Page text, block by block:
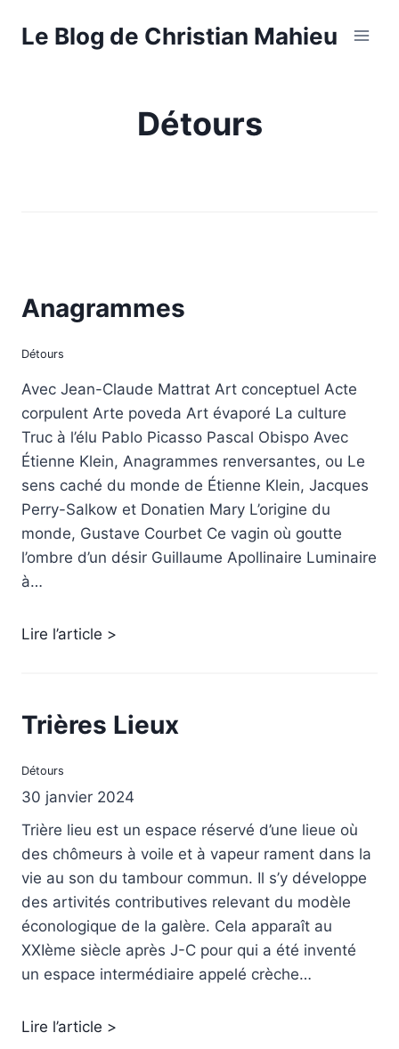
Le Blog de Christian Mahieu
Détours
Anagrammes
Détours
Avec Jean-Claude Mattrat Art conceptuel Acte
corpulent Arte poveda Art évaporé La culture
Truc à l’élu Pablo Picasso Pascal Obispo Avec
Étienne Klein, Anagrammes renversantes, ou Le
sens caché du monde de Étienne Klein, Jacques
Perry-Salkow et Donatien Mary L’origine du
monde, Gustave Courbet Ce vagin où goutte
l’ombre d’un désir Guillaume Apollinaire Luminaire
à…
Lire l’article >
Trières Lieux
Détours
30 janvier 2024
Trière lieu est un espace réservé d’une lieue où
des chômeurs à voile et à vapeur rament dans la
vie au son du tambour commun. Il s’y développe
des artivités contributives relevant du modèle
éconologique de la galère. Cela apparaît au
XXIème siècle après J-C pour qui a été inventé
un espace intermédiaire appelé crèche…
Lire l’article >